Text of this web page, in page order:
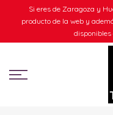
contenido
Si eres de Zaragoza y
producto de la web y
disponibles